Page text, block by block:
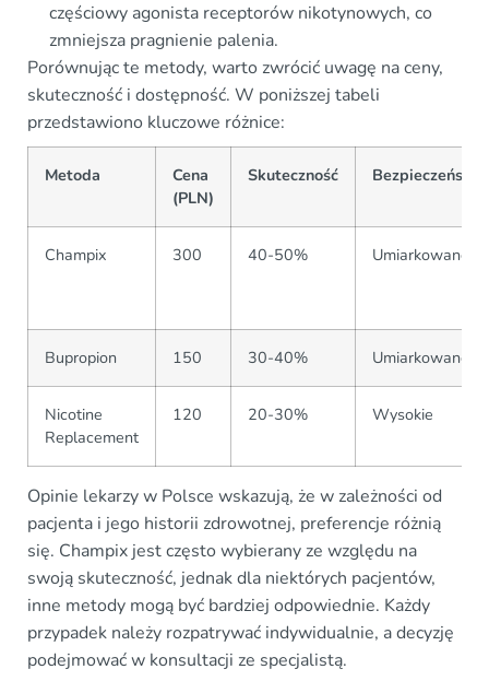
częściowy agonista receptorów nikotynowych, co
zmniejsza pragnienie palenia.
Porównując te metody, warto zwrócić uwagę na ceny,
skuteczność i dostępność. W poniższej tabeli
przedstawiono kluczowe różnice:
Metoda
Cena
(PLN)
Skuteczność
Champix 300 40-50% Umiarkowane
Bupropion 150 30-40% Umiarkowane
Nicotine
Replacement
120 20-30% Wysokie
Opinie lekarzy w Polsce wskazują, że w zależności od
pacjenta i jego historii zdrowotnej, preferencje różnią
się. Champix jest często wybierany ze względu na
swoją skuteczność, jednak dla niektórych pacjentów,
inne metody mogą być bardziej odpowiednie. Każdy
przypadek należy rozpatrywać indywidualnie, a decyzję
podejmować w konsultacji ze specjalistą.